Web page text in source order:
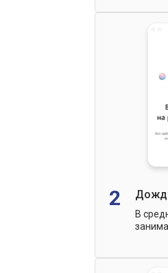
2
В